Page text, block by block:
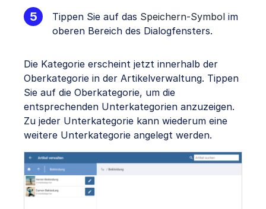
Tippen Sie auf das Speichern-Symbol im
oberen Bereich des Dialogfensters.
Die Kategorie erscheint jetzt innerhalb der
Oberkategorie in der Artikelverwaltung. Tippen
Sie auf die Oberkategorie, um die
entsprechenden Unterkategorien anzuzeigen.
Zu jeder Unterkategorie kann wiederum eine
weitere Unterkategorie angelegt werden.